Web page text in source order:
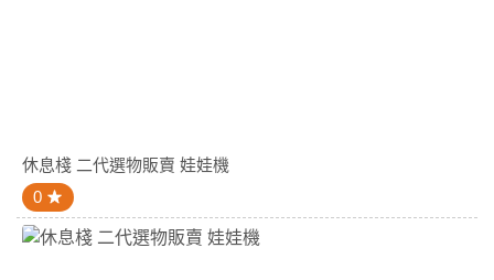
休息棧 二代選物販賣 娃娃機
0